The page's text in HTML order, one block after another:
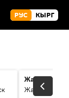
РУС КЫРГ
Жаңылыктар